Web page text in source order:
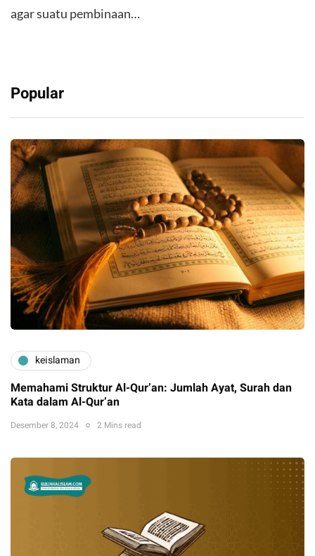
agar suatu pembinaan…
Popular
keislaman
Memahami Struktur Al-Qur’an: Jumlah Ayat, Surah dan
Kata dalam Al-Qur’an
Desember 8, 2024 2 Mins read